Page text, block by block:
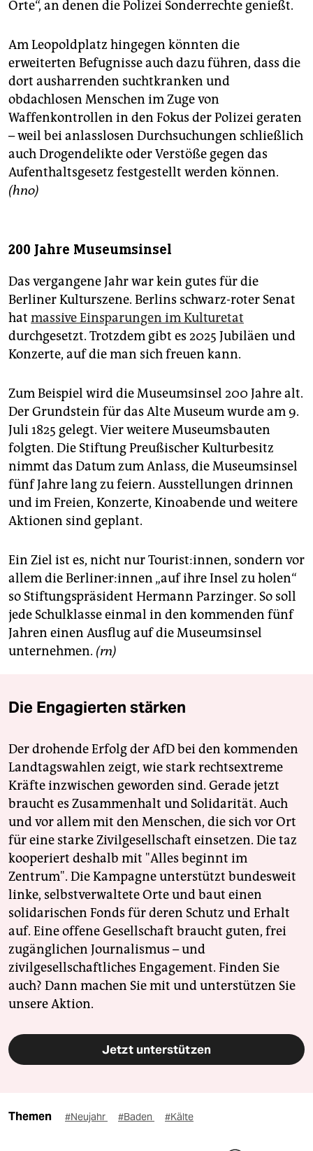
Orte“, an denen die Polizei Sonderrechte genießt.
Am Leopoldplatz hingegen könnten die
erweiterten Befugnisse auch dazu führen, dass die
dort ausharrenden suchtkranken und
obdachlosen Menschen im Zuge von
Waffenkontrollen in den Fokus der Polizei geraten
– weil bei anlasslosen Durchsuchungen schließlich
auch Drogendelikte oder Verstöße gegen das
Aufenthaltsgesetz festgestellt werden können.
(hno)
200 Jahre Museumsinsel
Das vergangene Jahr war kein gutes für die
Berliner Kulturszene. Berlins schwarz-roter Senat
hat massive Einsparungen im Kulturetat
durchgesetzt. Trotzdem gibt es 2025 Jubiläen und
Konzerte, auf die man sich freuen kann.
Zum Beispiel wird die Museumsinsel 200 Jahre alt.
Der Grundstein für das Alte Museum wurde am 9.
Juli 1825 gelegt. Vier weitere Museumsbauten
folgten. Die Stiftung Preußischer Kulturbesitz
nimmt das Datum zum Anlass, die Museumsinsel
fünf Jahre lang zu feiern. Ausstellungen drinnen
und im Freien, Konzerte, Kinoabende und weitere
Aktionen sind geplant.
Ein Ziel ist es, nicht nur Tourist:innen, sondern vor
allem die Ber­li­ne­r:in­nen „auf ihre Insel zu holen“
so Stiftungspräsident Hermann Parzinger. So soll
jede Schulklasse einmal in den kommenden fünf
Jahren einen Ausflug auf die Museumsinsel
unternehmen. (rn)
Die Engagierten stärken
Der drohende Erfolg der AfD bei den kommenden
Landtagswahlen zeigt, wie stark rechtsextreme
Kräfte inzwischen geworden sind. Gerade jetzt
braucht es Zusammenhalt und Solidarität. Auch
und vor allem mit den Menschen, die sich vor Ort
für eine starke Zivilgesellschaft einsetzen. Die taz
kooperiert deshalb mit "Alles beginnt im
Zentrum". Die Kampagne unterstützt bundesweit
linke, selbstverwaltete Orte und baut einen
solidarischen Fonds für deren Schutz und Erhalt
auf. Eine offene Gesellschaft braucht guten, frei
zugänglichen Journalismus – und
zivilgesellschaftliches Engagement. Finden Sie
auch? Dann machen Sie mit und unterstützen Sie
unsere Aktion.
Jetzt unterstützen
Themen #Neujahr #Baden #Kälte